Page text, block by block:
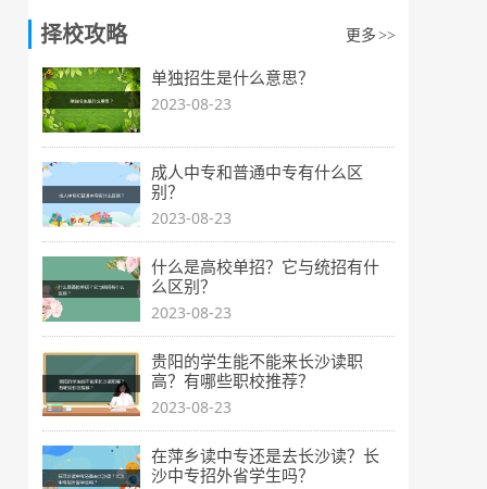
择校攻略 更多 >>
单独招生是什么意思？
2023-08-23
成人中专和普通中专有什么区
别？
2023-08-23
什么是高校单招？它与统招有什
么区别？
2023-08-23
贵阳的学生能不能来长沙读职
高？有哪些职校推荐？
2023-08-23
在萍乡读中专还是去长沙读？长
沙中专招外省学生吗？